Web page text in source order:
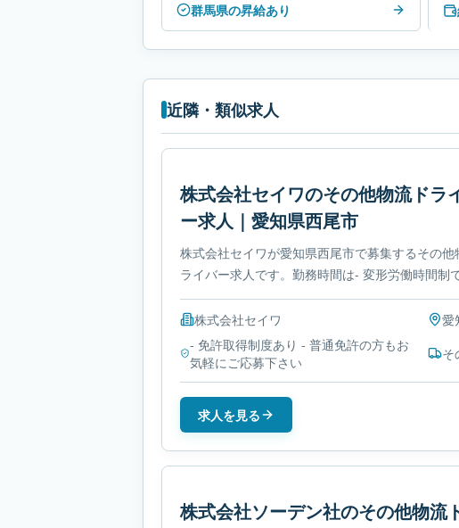
群馬県の昇給あり
近隣・類似求人
株式会社セイワのその他物流ドラ
ー求人｜愛知県西尾市
株式会社セイワが愛知県西尾市で募集するその他
ライバー求人です。勤務時間は- 変形労働時間制
必要免許は- 免許取得制度ありです。
株式会社セイワ 愛
- 免許取得制度あり - 普通免許の方もお
気軽にご応募下さい
そ
求人を見る
株式会社ソーデン社のその他物流